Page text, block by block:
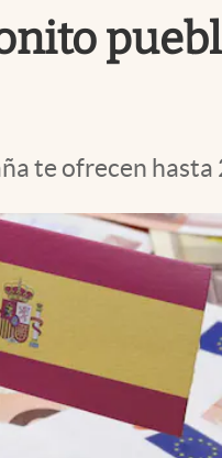
te ofrecen hasta